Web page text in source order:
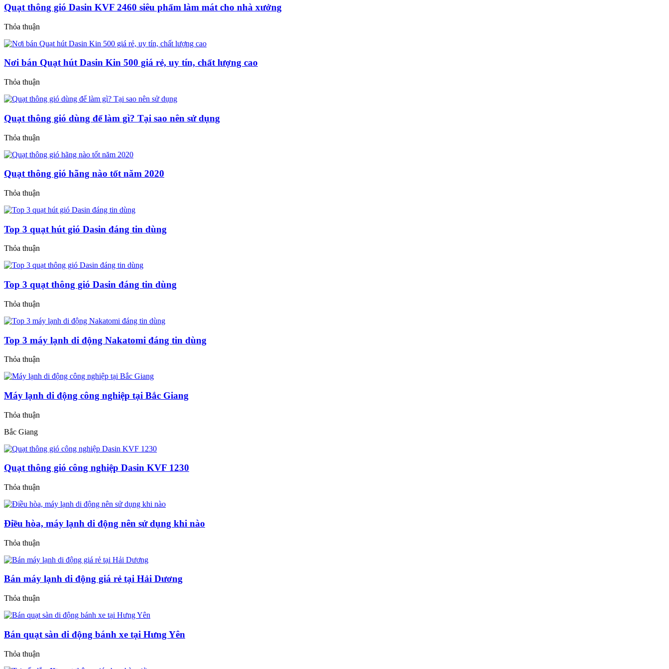
Quạt thông gió Dasin KVF 2460 siêu phẩm làm mát cho nhà xưởng
Thỏa thuận
Nơi bán Quạt hút Dasin Kin 500 giá rẻ, uy tín, chất lượng cao
Thỏa thuận
Quạt thông gió dùng để làm gì? Tại sao nên sử dụng
Thỏa thuận
Quạt thông gió hãng nào tốt năm 2020
Thỏa thuận
Top 3 quạt hút gió Dasin đáng tin dùng
Thỏa thuận
Top 3 quạt thông gió Dasin đáng tin dùng
Thỏa thuận
Top 3 máy lạnh di động Nakatomi đáng tin dùng
Thỏa thuận
Máy lạnh di động công nghiệp tại Bắc Giang
Thỏa thuận
Bắc Giang
Quạt thông gió công nghiệp Dasin KVF 1230
Thỏa thuận
Điều hòa, máy lạnh di động nên sử dụng khi nào
Thỏa thuận
Bán máy lạnh di động giá rẻ tại Hải Dương
Thỏa thuận
Bán quạt sàn di động bánh xe tại Hưng Yên
Thỏa thuận